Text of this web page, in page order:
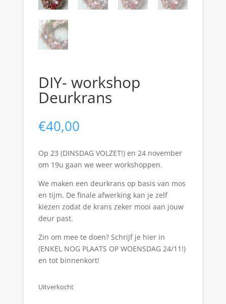
DIY- workshop
Deurkrans
€40,00
Op 23 (DINSDAG VOLZET!) en 24 november
om 19u gaan we weer workshoppen.
We maken een deurkrans op basis van mos
en tijm. De finale afwerking kan je zelf
kiezen zodat de krans zeker mooi aan jouw
deur past.
Zin om mee te doen? Schrijf je hier in
(ENKEL NOG PLAATS OP WOENSDAG 24/11!)
en tot binnenkort!
Uitverkocht